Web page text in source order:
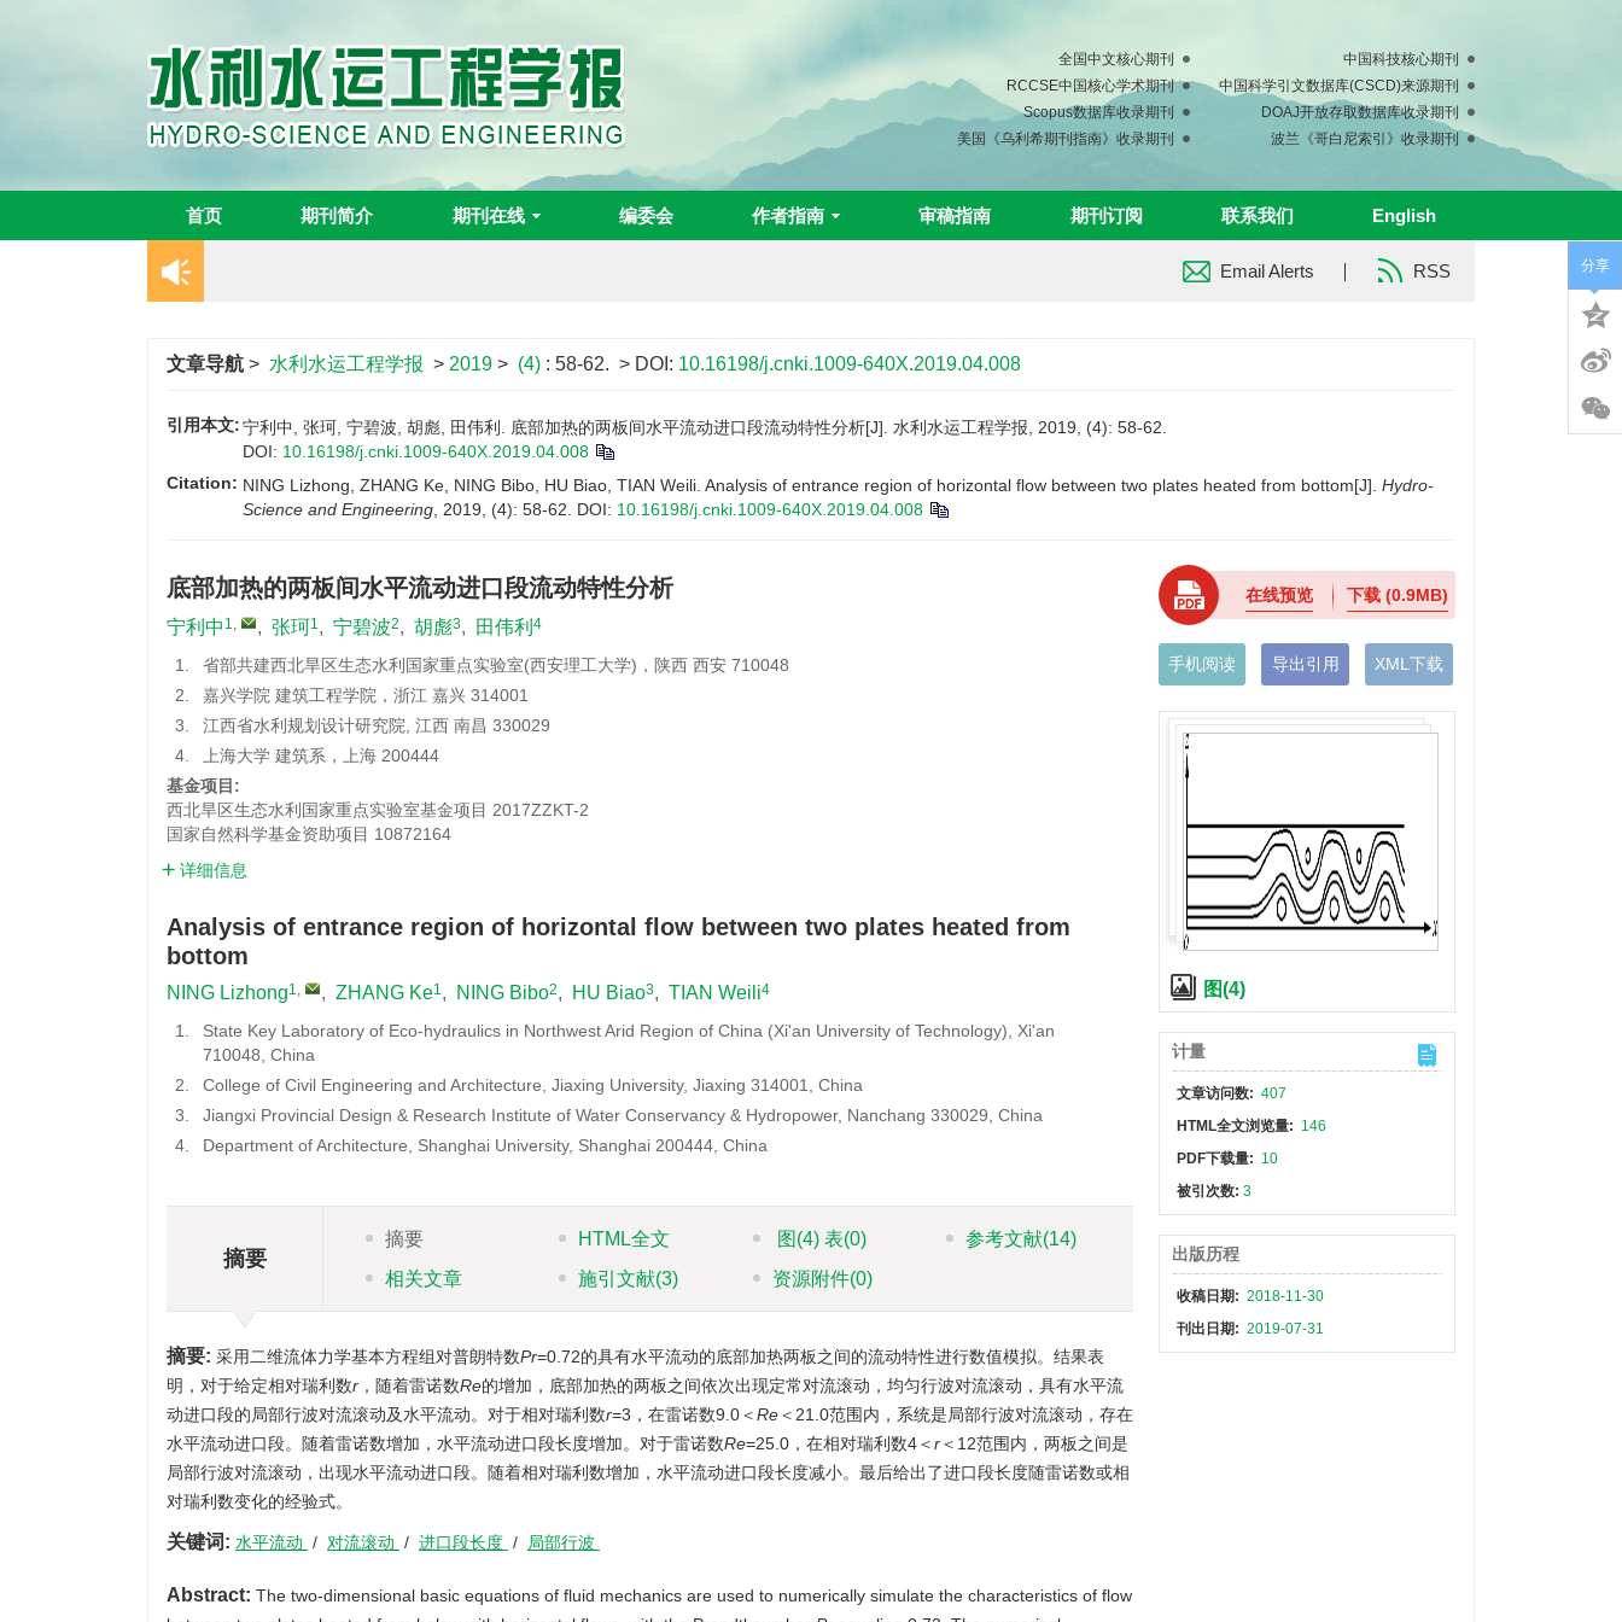
全国中文核心期刊
中国科技核心期刊
RCCSE中国核心学术期刊
中国科学引文数据库(CSCD)来源期刊
Scopus数据库收录期刊
DOAJ开放存取数据库收录期刊
美国《乌利希期刊指南》收录期刊
波兰《哥白尼索引》收录期刊
首页 期刊简介 期刊在线 编委会 作者指南 审稿指南 期刊订阅 联系我们 English
Email Alerts RSS
文章导航 > 水利水运工程学报 > 2019 > (4) : 58-62. > DOI: 10.16198/j.cnki.1009-640X.2019.04.008
引用本文:宁利中, 张珂, 宁碧波, 胡彪, 田伟利. 底部加热的两板间水平流动进口段流动特性分析[J]. 水利水运工程学报, 2019, (4): 58-62.
DOI: 10.16198/j.cnki.1009-640X.2019.04.008
Citation: NING Lizhong, ZHANG Ke, NING Bibo, HU Biao, TIAN Weili. Analysis of entrance region of horizontal flow between two plates heated from bottom[J]. Hydro-
Science and Engineering , 2019, (4): 58-62. DOI: 10.16198/j.cnki.1009-640X.2019.04.008
底部加热的两板间水平流动进口段流动特性分析
宁利中 1, , 张珂1, 宁碧波2, 胡彪3, 田伟利 4
1.
省部共建西北旱区生态水利国家重点实验室(西安理工大学)，陕西 西安 710048
2.
嘉兴学院 建筑工程学院，浙江 嘉兴 314001
3.
江西省水利规划设计研究院, 江西 南昌 330029
4.
上海大学 建筑系，上海 200444
基金项目:
西北旱区生态水利国家重点实验室基金项目 2017ZZKT-2
国家自然科学基金资助项目 10872164
详细信息
Analysis of entrance region of horizontal flow between two plates heated from
bottom
NING Lizhong1, , ZHANG Ke1, NING Bibo2, HU Biao3, TIAN Weili4
1.
State Key Laboratory of Eco-hydraulics in Northwest Arid Region of China (Xi'an University of Technology), Xi'an
710048, China
2.
College of Civil Engineering and Architecture, Jiaxing University, Jiaxing 314001, China
3.
Jiangxi Provincial Design & Research Institute of Water Conservancy & Hydropower, Nanchang 330029, China
4.
Department of Architecture, Shanghai University, Shanghai 200444, China
摘要
摘要 HTML全文 图 (4)表(0) 参考文献(14)
相关文章
施引文献(3) 资源附件(0)
摘要: 采用二维流体力学基本方程组对普朗特数Pr=0.72的具有水平流动的底部加热两板之间的流动特性进行数值模拟。结果表
明，对于给定相对瑞利数r ，随着雷诺数Re的增加，底部加热的两板之间依次出现定常对流滚动，均匀行波对流滚动，具有水平流
动进口段的局部行波对流滚动及水平流动。对于相对瑞利数r=3，在雷诺数9.0＜Re＜21.0范围内，系统是局部行波对流滚动，存在
水平流动进口段。随着雷诺数增加，水平流动进口段长度增加。对于雷诺数Re=25.0，在相对瑞利数4＜r＜12范围内，两板之间是
局部行波对流滚动，出现水平流动进口段。随着相对瑞利数增加，水平流动进口段长度减小。最后给出了进口段长度随雷诺数或相
对瑞利数变化的经验式。
关键词: 水平流动 / 对流滚动 / 进口段长度 / 局部行波
Abstract: The two-dimensional basic equations of fluid mechanics are used to numerically simulate the characteristics of flow
在线预览 下载(0.9MB)
手机阅读 导出引用 XML下载
图(4)
计量
文章访问数: 407
HTML全文浏览量: 146
PDF下载量: 10
被引次数:3
出版历程
收稿日期: 2018-11-30
刊出日期: 2019-07-31
分享